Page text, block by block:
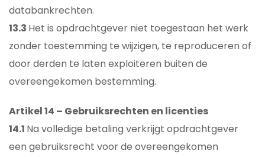
databankrechten.
13.3 Het is opdrachtgever niet toegestaan het werk
zonder toestemming te wijzigen, te reproduceren of
door derden te laten exploiteren buiten de
overeengekomen bestemming.
Artikel 14 – Gebruiksrechten en licenties
14.1 Na volledige betaling verkrijgt opdrachtgever
een gebruiksrecht voor de overeengekomen